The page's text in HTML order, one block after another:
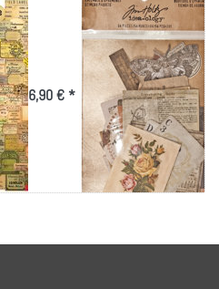
Idea-Ology Ephemera
Pack 54/Pkg-Thrift
6,90 € *